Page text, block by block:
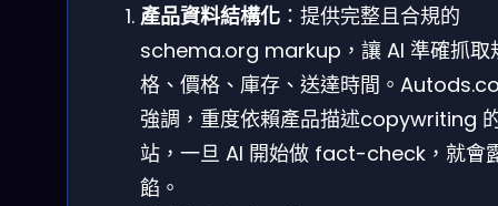
產品資料結構化 ：提供完整且合規的
schema.org markup，讓 AI 準確抓取
格、價格、庫存、送達時間。
強調，重度依賴產品描述copywriting
站，一旦 AI 開始做 fact-check，就會
餡。